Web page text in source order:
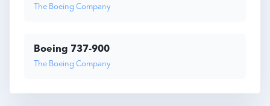
The Boeing Company
Boeing 737-900
The Boeing Company